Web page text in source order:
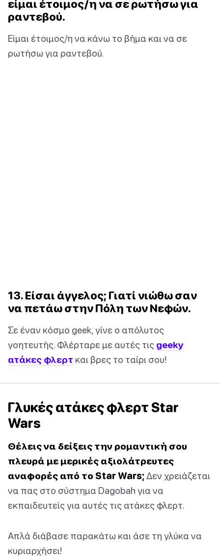
είμαι έτοιμος/η να σε ρωτήσω για
ραντεβού.
Είμαι έτοιμος/η να κάνω το βήμα και να σε
ρωτήσω για ραντεβού.
13. Είσαι άγγελος; Γιατί νιώθω σαν
να πετάω στην Πόλη των Νεφών.
Σε έναν κόσμο geek, γίνε ο απόλυτος
γοητευτής. Φλέρταρε με αυτές τις geeky
ατάκες φλερτ και βρες το ταίρι σου!
Γλυκές ατάκες φλερτ Star
Wars
Θέλεις να δείξεις την ρομαντική σου
πλευρά με μερικές αξιολάτρευτες
αναφορές από το Star Wars; Δεν χρειάζεται
να πας στο σύστημα Dagobah για να
εκπαιδευτείς για αυτές τις ατάκες φλερτ.
Απλά διάβασε παρακάτω και άσε τη γλύκα να
κυριαρχήσει!